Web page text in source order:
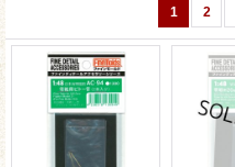
1 2